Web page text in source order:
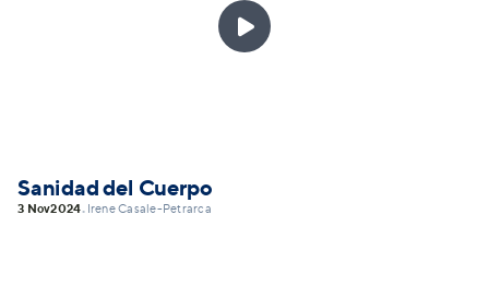

Sanidad del Cuerpo
3 Nov2024• Irene Casale-Petrarca